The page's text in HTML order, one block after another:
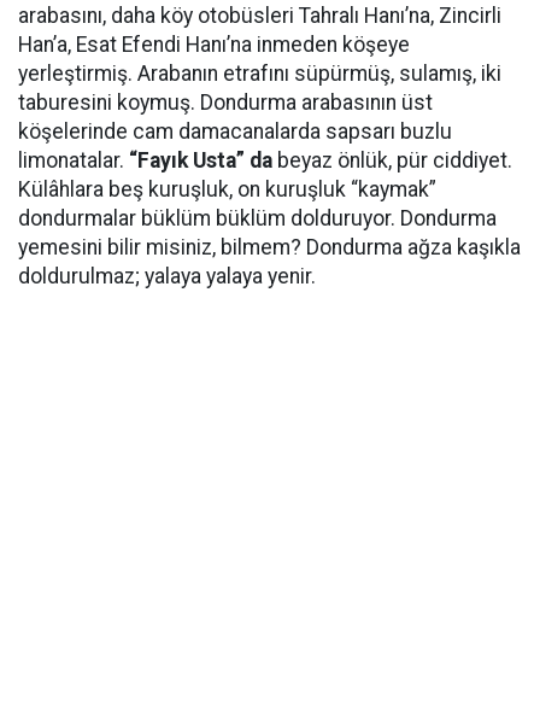
arabasını, daha köy otobüsleri Tahralı Hanı’na, Zincirli
Han’a, Esat Efendi Hanı’na inmeden köşeye
yerleştirmiş. Arabanın etrafını süpürmüş, sulamış, iki
taburesini koymuş. Dondurma arabasının üst
köşelerinde cam damacanalarda sapsarı buzlu
limonatalar. “Fayık Usta” da beyaz önlük, pür ciddiyet.
Külâhlara beş kuruşluk, on kuruşluk “kaymak”
dondurmalar büklüm büklüm dolduruyor. Dondurma
yemesini bilir misiniz, bilmem? Dondurma ağza kaşıkla
doldurulmaz; yalaya yalaya yenir.